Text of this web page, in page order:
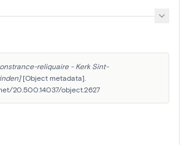
reliquaire - Kerk Sint-
[Object metadata].
20.500.14037/object.2627